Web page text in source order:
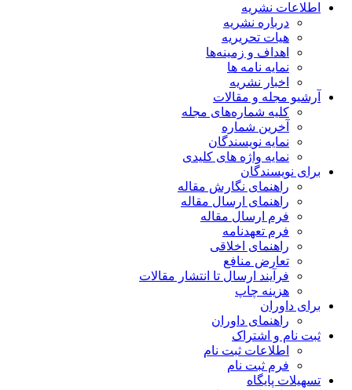
اطلاعات نشریه
درباره نشریه
هیات تحریریه
اهداف و زمینه‌ها
نمایه نامه ها
اخبار نشریه
آرشیو مجله و مقالات
کلیه شماره‌های مجله
آخرین شماره
نمایه نویسندگان
نمایه واژه های کلیدی
برای نویسندگان
راهنمای نگارش مقاله
راهنمای ارسال مقاله
فرم ارسال مقاله
فرم تعهدنامه
راهنمای اخلاقی
تعارض منافع
فرآیند ارسال تا انتشار مقالات
هزینه چاپ
برای داوران
راهنمای داوران
ثبت نام و اشتراک
اطلاعات ثبت نام
فرم ثبت نام
تسهیلات پایگاه